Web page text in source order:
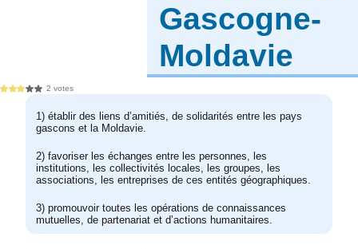
Gascogne-
Moldavie
2 votes
1) établir des liens d’amitiés, de solidarités entre les pays
gascons et la Moldavie.
2) favoriser les échanges entre les personnes, les
institutions, les collectivités locales, les groupes, les
associations, les entreprises de ces entités géographiques.
3) promouvoir toutes les opérations de connaissances
mutuelles, de partenariat et d’actions humanitaires.